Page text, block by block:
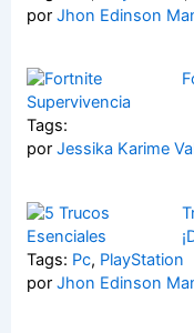
porJhon Edinson
Supervivencia
Tags:
porJessika Karime
Tags: Pc, PlayStation
porJhon Edinson